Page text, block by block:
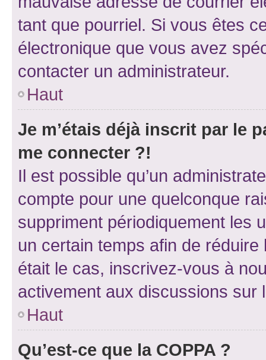
tant que pourriel. Si vous êtes
électronique que vous avez
contacter un administrateur.
Haut
Je m’étais déjà inscrit par le
me connecter ?!
Il est possible qu’un
compte pour une quelconque
suppriment périodiquement les
un certain temps afin de
était le cas, inscrivez-vous à
activement aux discussions sur
Haut
Qu’est-ce que la COPPA ?